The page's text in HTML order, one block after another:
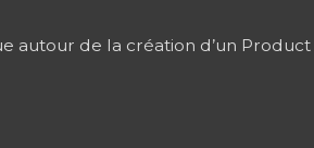
autour de la création d’un Product